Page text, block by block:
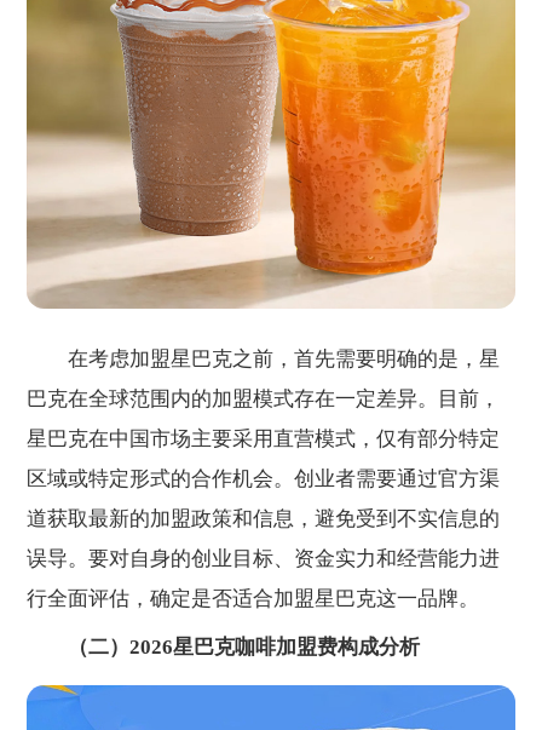
在考虑加盟星巴克之前，首先需要明确的是，星
巴克在全球范围内的加盟模式存在一定差异。目前，
星巴克在中国市场主要采用直营模式，仅有部分特定
区域或特定形式的合作机会。创业者需要通过官方渠
道获取最新的加盟政策和信息，避免受到不实信息的
误导。要对自身的创业目标、资金实力和经营能力进
行全面评估，确定是否适合加盟星巴克这一品牌。
（二）2026星巴克咖啡加盟费构成分析